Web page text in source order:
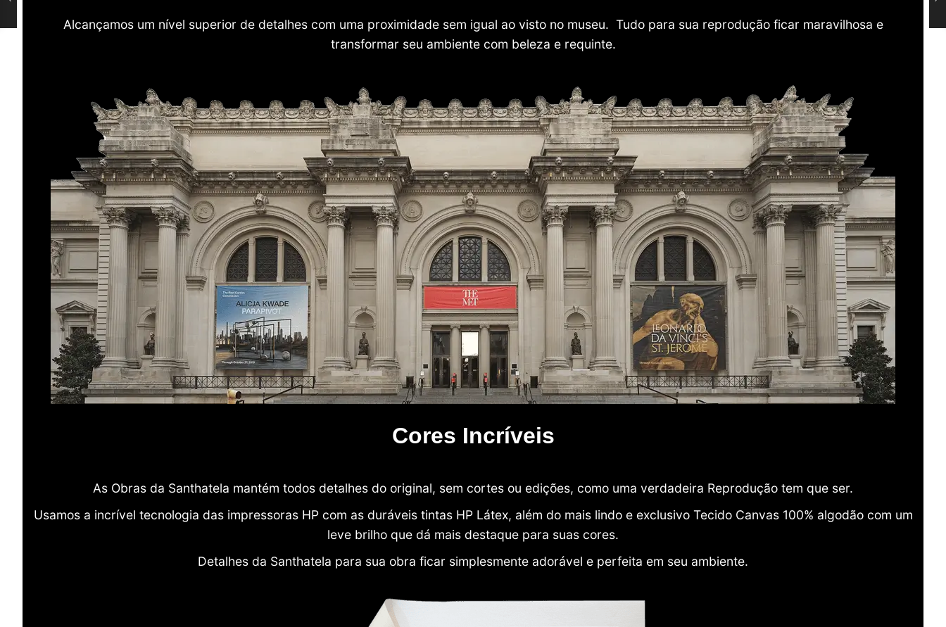
Alcançamos um nível superior de detalhes com uma proximidade sem igual ao visto no museu. Tudo para sua reprodução ficar maravilhosa e
transformar seu ambiente com beleza e requinte.
Cores Incríveis
As Obras da Santhatela mantém todos detalhes do original, sem cortes ou edições, como uma verdadeira Reprodução tem que ser.
Usamos a incrível tecnologia das impressoras HP com as duráveis tintas HP Látex, além do mais lindo e exclusivo Tecido Canvas 100% algodão com um
leve brilho que dá mais destaque para suas cores.
Detalhes da Santhatela para sua obra ficar simplesmente adorável e perfeita em seu ambiente.